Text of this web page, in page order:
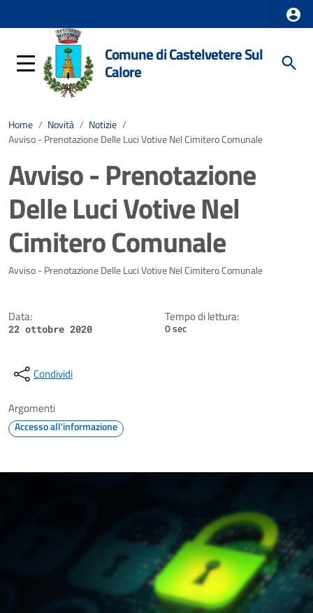
Comune di Castelvetere Sul
Calore
Home / Novità / Notizie /
Avviso - Prenotazione Delle Luci Votive Nel Cimitero Comunale
Avviso - Prenotazione
Delle Luci Votive Nel
Cimitero Comunale
Dettagli della notizia
Avviso - Prenotazione Delle Luci Votive Nel Cimitero Comunale
Data:
22 ottobre 2020
Tempo di lettura:
0 sec
Condividi
Argomenti
Accesso all'informazione